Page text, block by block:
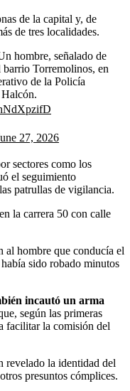
de la capital y, de
de tres localidades.
hombre, señalado de
Torremolinos, en
de la Policía
27, 2026
sectores como los
el seguimiento
patrullas de vigilancia.
la carrera 50 con calle
al hombre que conducía el
sido robado minutos
incautó un arma
según las primeras
facilitar la comisión del
revelado la identidad del
presuntos cómplices.